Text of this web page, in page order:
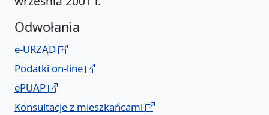
Odwołania
e-URZĄD
Podatki on-line
ePUAP
Konsultacje z mieszkańcami